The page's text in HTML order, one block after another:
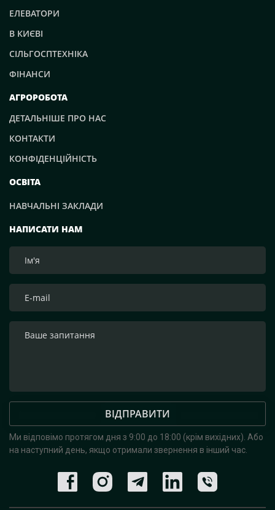
НАПИСАТИ НАМ
ВІДПРАВИТИ
Ми відповімо протягом дня з 9:00 до 18:00 (крім вихідних). Або
на наступний день, якщо отримали звернення в інший час.
ЕЛЕВАТОРИ
В КИЄВІ
СІЛЬГОСПТЕХНІКА
ФІНАНСИ
АГРОРОБОТА
ДЕТАЛЬНІШЕ ПРО НАС
КОНТАКТИ
КОНФІДЕНЦІЙНІСТЬ
ОСВІТА
НАВЧАЛЬНІ ЗАКЛАДИ